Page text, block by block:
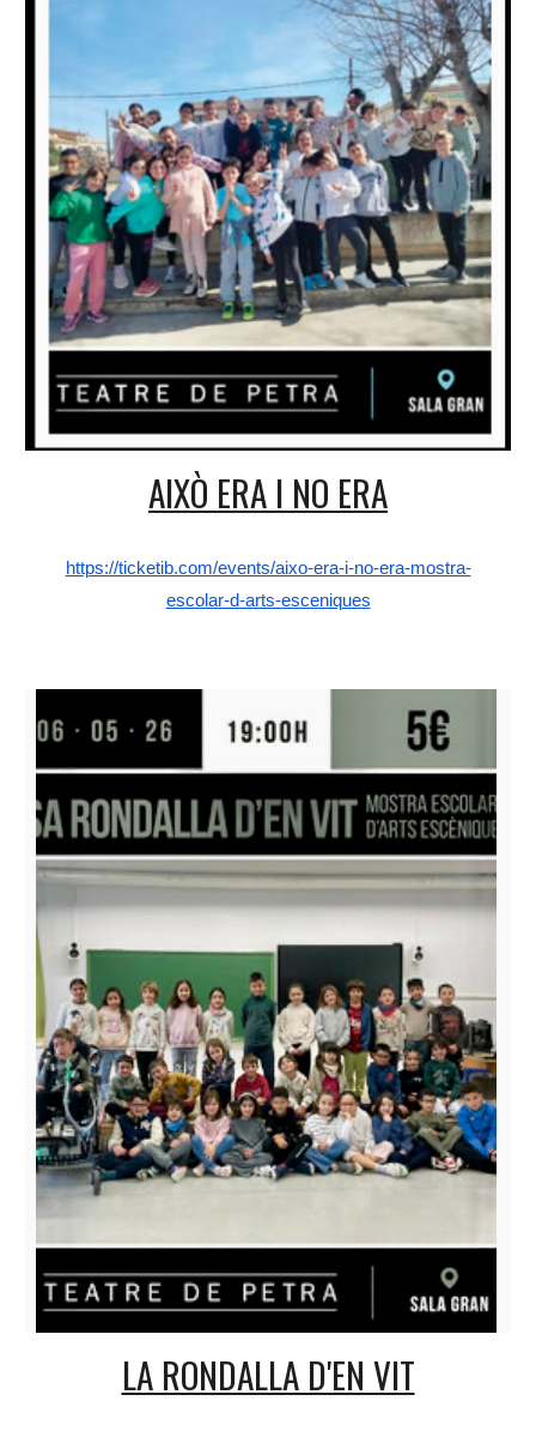
AIXÒ ERA I NO ERA
https://ticketib.com/events/aixo-era-i-no-era-mostra-
escolar-d-arts-esceniques
LA RONDALLA D'EN VIT